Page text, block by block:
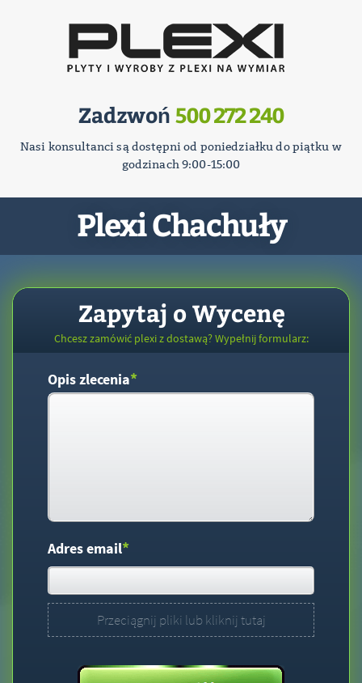
Zadzwoń 500 272 240
Nasi konsultanci są dostępni od poniedziałku do piątku w
godzinach 9:00-15:00
Plexi Chachuły
Zapytaj o Wycenę
Chcesz zamówić plexi z dostawą? Wypełnij formularz:
Opis zlecenia*
Adres email*
Przeciągnij pliki lub kliknij tutaj